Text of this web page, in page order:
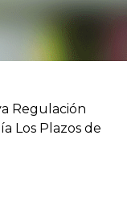
de
Regulación
Los Plazos de